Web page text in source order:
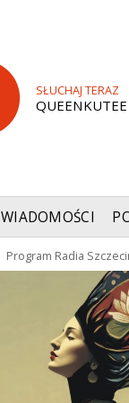
SŁUCHAJ TERAZ
WIADOMOŚCI
Program Radia